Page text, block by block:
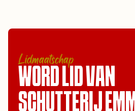
Lidmaatschap
WORD LID VAN
SCHUTTERIJ EMM